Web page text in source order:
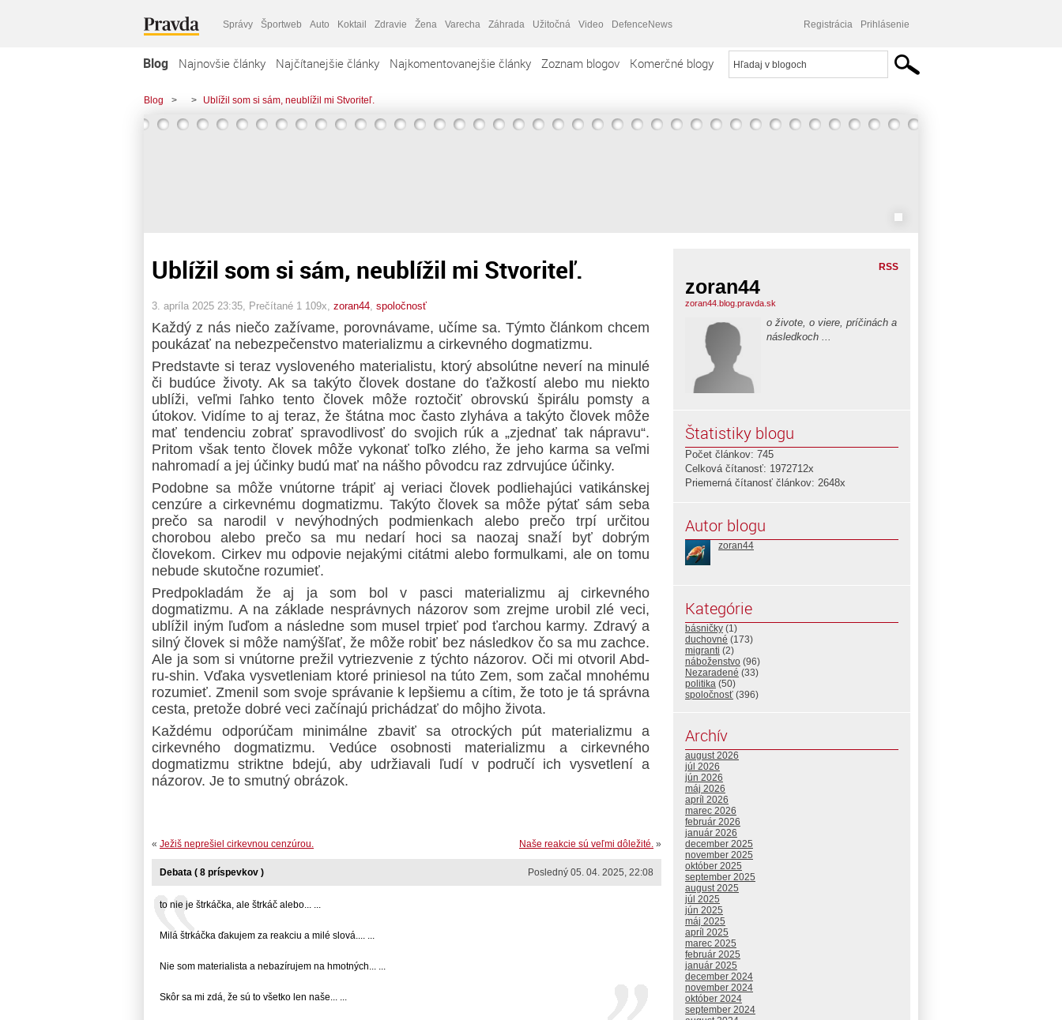
Správy Športweb Auto Koktail Zdravie Žena Varecha Záhrada Užitočná Video DefenceNews Registrácia Prihlásenie
Blog Najnovšie články Najčítanejšie články Najkomentovanejšie články Zoznam blogov Komerčné blogy
Blog > > Ublížil som si sám, neublížil mi Stvoriteľ.
Ublížil som si sám, neublížil mi Stvoriteľ.
3. apríla 2025 23:35 , Prečítané 1 109x, zoran44 spoločnosť
Každý z nás niečo zažívame, porovnávame, učíme sa. Týmto článkom chcem
poukázať na nebezpečenstvo materializmu a cirkevného dogmatizmu.
Predstavte si teraz vysloveného materialistu, ktorý absolútne neverí na minulé
či budúce životy. Ak sa takýto človek dostane do ťažkostí alebo mu niekto
ublíži, veľmi ľahko tento človek môže roztočiť obrovskú špirálu pomsty a
útokov. Vidíme to aj teraz, že štátna moc často zlyháva a takýto človek môže
mať tendenciu zobrať spravodlivosť do svojich rúk a „zjednať tak nápravu“.
Pritom však tento človek môže vykonať toľko zlého, že jeho karma sa veľmi
nahromadí a jej účinky budú mať na nášho pôvodcu raz zdrvujúce účinky.
Podobne sa môže vnútorne trápiť aj veriaci človek podliehajúci vatikánskej
cenzúre a cirkevnému dogmatizmu. Takýto človek sa môže pýtať sám seba
prečo sa narodil v nevýhodných podmienkach alebo prečo trpí určitou
chorobou alebo prečo sa mu nedarí hoci sa naozaj snaží byť dobrým
človekom. Cirkev mu odpovie nejakými citátmi alebo formulkami, ale on tomu
nebude skutočne rozumieť.
Predpokladám že aj ja som bol v pasci materializmu aj cirkevného
dogmatizmu. A na základe nesprávnych názorov som zrejme urobil zlé veci,
ublížil iným ľuďom a následne som musel trpieť pod ťarchou karmy. Zdravý a
silný človek si môže namýšľať, že môže robiť bez následkov čo sa mu zachce.
Ale ja som si vnútorne prežil vytriezvenie z týchto názorov. Oči mi otvoril Abd-
ru-shin. Vďaka vysvetleniam ktoré priniesol na túto Zem, som začal mnohému
rozumieť. Zmenil som svoje správanie k lepšiemu a cítim, že toto je tá správna
cesta, pretože dobré veci začínajú prichádzať do môjho života.
Každému odporúčam minimálne zbaviť sa otrockých pút materializmu a
cirkevného dogmatizmu. Vedúce osobnosti materializmu a cirkevného
dogmatizmu striktne bdejú, aby udržiavali ľudí v područí ich vysvetlení a
názorov. Je to smutný obrázok.
Naše reakcie sú veľmi dôležité. »
« Ježiš neprešiel cirkevnou cenzúrou.
Posledný 05. 04. 2025, 22:08
Debata ( 8 príspevkov )
to nie je štrkáčka, ale štrkáč alebo... ...
Milá štrkáčka ďakujem za reakciu a milé slová.... ...
Nie som materialista a nebazírujem na hmotných... ...
Skôr sa mi zdá, že sú to všetko len naše... ...
RSS
zoran44
zoran44.blog.pravda.sk
o živote, o viere, príčinách a
následkoch ...
Štatistiky blogu
Počet článkov: 745
Celková čítanosť: 1972712x
Priemerná čítanosť článkov: 2648x
Autor blogu
zoran44
Kategórie
básničky (1)
duchovné (173)
migranti (2)
náboženstvo (96)
Nezaradené (33)
politika (50)
spoločnosť (396)
Archív
august 2026
júl 2026
jún 2026
máj 2026
apríl 2026
marec 2026
február 2026
január 2026
december 2025
november 2025
október 2025
september 2025
august 2025
júl 2025
jún 2025
máj 2025
apríl 2025
marec 2025
február 2025
január 2025
december 2024
november 2024
október 2024
september 2024